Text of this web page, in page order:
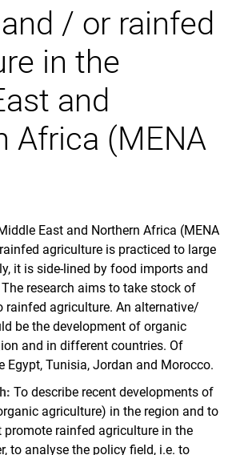
/ or rainfed
in the
and
Africa (MENA
East and Northern Africa (MENA
agriculture is practiced to large
it is side-lined by food imports and
research aims to take stock of
rainfed agriculture. An alternative/
be the development of organic
and in different countries. Of
Egypt, Tunisia, Jordan and Morocco.
To describe recent developments of
agriculture) in the region and to
rainfed agriculture in the
to analyse the policy field, i.e. to